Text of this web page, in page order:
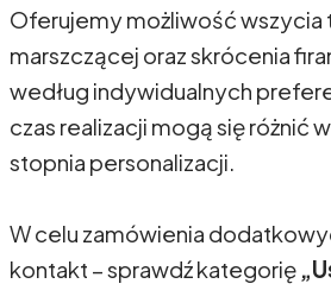
Oferujemy możliwość wszycia
marszczącej oraz skrócenia
według indywidualnych
czas realizacji mogą się różnić
stopnia personalizacji.
W celu zamówienia
kontakt – sprawdź kategorię